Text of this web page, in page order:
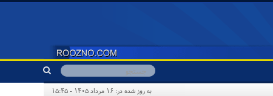
به روز شده در: ۱۶ مرداد ۱۴۰۵ - ۱۵:۴۵